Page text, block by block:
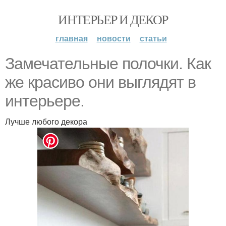
ИНТЕРЬЕР И ДЕКОР
главная новости статьи
Замечательные полочки. Как
же красиво они выглядят в
интерьере.
Лучше любого декора